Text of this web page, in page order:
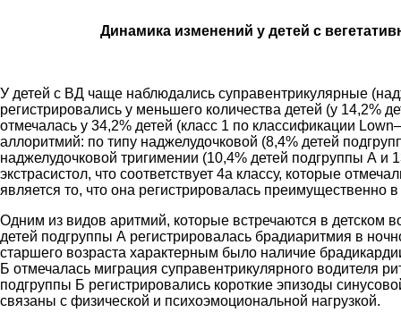
Динамика изменений у детей с
У детей с ВД чаще наблюдались суправентрикулярные
регистрировались у меньшего количества детей (у 14,2%
отмечалась у 34,2% детей (класс 1 по классификации
аллоритмий: по типу наджелудочковой (8,4% детей
наджелудочковой тригимении (10,4% детей подгруппы А
экстрасистол, что соответствует 4а классу, которые
является то, что она регистрировалась
Одним из видов аритмий, которые встречаются в детском
детей подгруппы А регистрировалась брадиаритмия в
старшего возраста характерным было наличие
Б отмечалась миграция суправентрикулярного водителя
подгруппы Б регистрировались короткие эпизоды
связаны с физической и психоэмоциональной нагрузкой.